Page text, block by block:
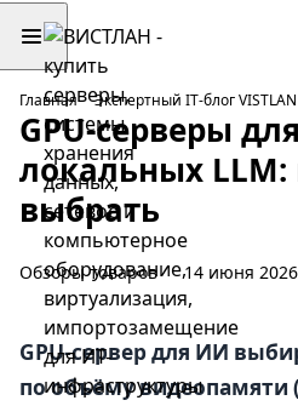
Главная Экспертный IT-блог VISTLAN
GPU-серверы
локальных LLM:
выбрать
Обзоры товаров 14 июня 2026
GPU-сервер для ИИ
по объёму видеопамяти